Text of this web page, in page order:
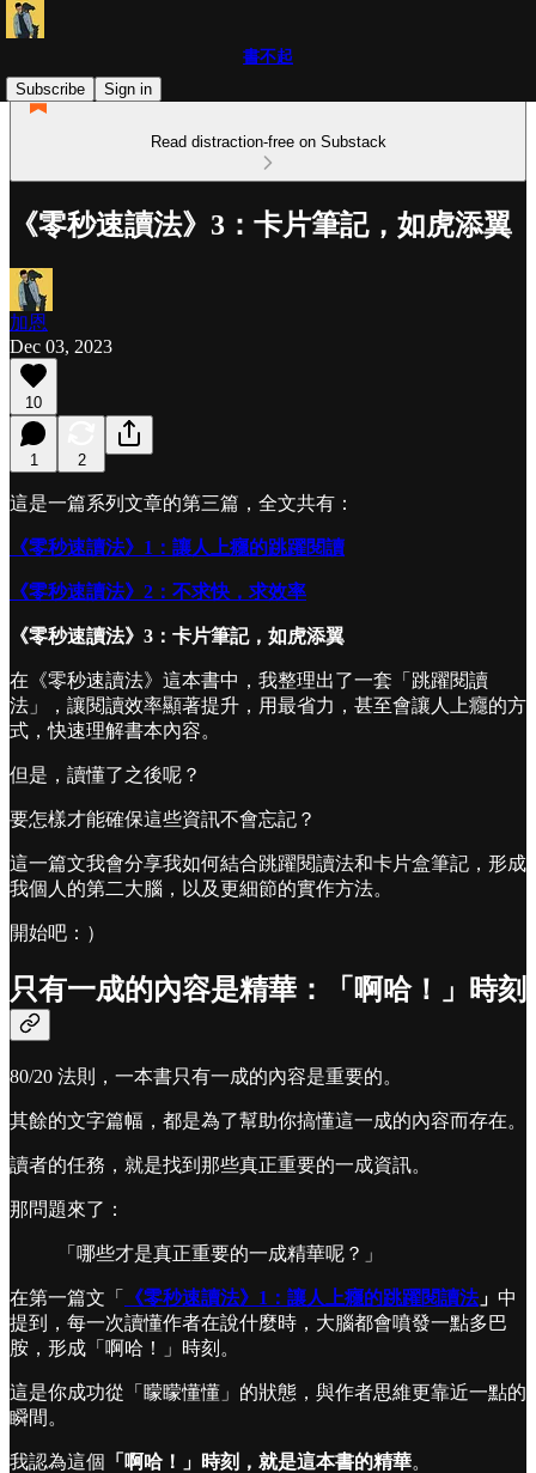
書不起
Subscribe
Sign in
Read distraction-free on Substack
《零秒速讀法》3：卡片筆記，如虎添翼
加恩
Dec 03, 2023
10
1 2
這是一篇系列文章的第三篇，全文共有：
《零秒速讀法》1：讓人上癮的跳躍閱讀
《零秒速讀法》2：不求快，求效率
《零秒速讀法》3：卡片筆記，如虎添翼
在《零秒速讀法》這本書中，我整理出了一套「跳躍閱讀
法」，讓閱讀效率顯著提升，用最省力，甚至會讓人上癮的方
式，快速理解書本內容。
但是，讀懂了之後呢？
要怎樣才能確保這些資訊不會忘記？
這一篇文我會分享我如何結合跳躍閱讀法和卡片盒筆記，形成
我個人的第二大腦，以及更細節的實作方法。
開始吧：）
只有一成的內容是精華：「啊哈！」時刻
80/20 法則，一本書只有一成的內容是重要的。
其餘的文字篇幅，都是為了幫助你搞懂這一成的內容而存在。
讀者的任務，就是找到那些真正重要的一成資訊。
那問題來了：
「哪些才是真正重要的一成精華呢？」
在第一篇文「 《零秒速讀法》1：讓人上癮的跳躍閱讀法」 中
提到，每一次讀懂作者在說什麼時，大腦都會噴發一點多巴
胺，形成「啊哈！」時刻。
這是你成功從「矇矇懂懂」的狀態，與作者思維更靠近一點的
瞬間。
我認為這個 「啊哈！」時刻，就是這本書的精華。